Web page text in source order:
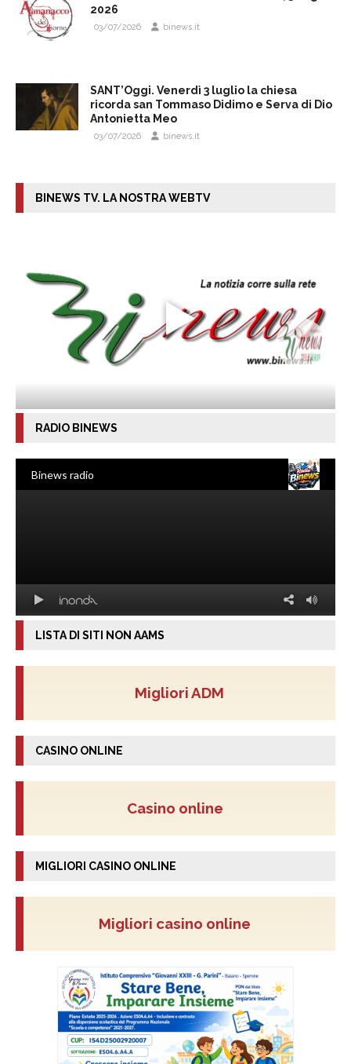
2026
03/07/2026 binews.it
SANT’Oggi. Venerdì 3 luglio la chiesa
ricorda san Tommaso Didimo e Serva di Dio
Antonietta Meo
03/07/2026 binews.it
BINEWS TV. LA NOSTRA WEBTV
RADIO BINEWS
LISTA DI SITI NON AAMS
Migliori ADM
CASINO ONLINE
Casino online
MIGLIORI CASINO ONLINE
Migliori casino online